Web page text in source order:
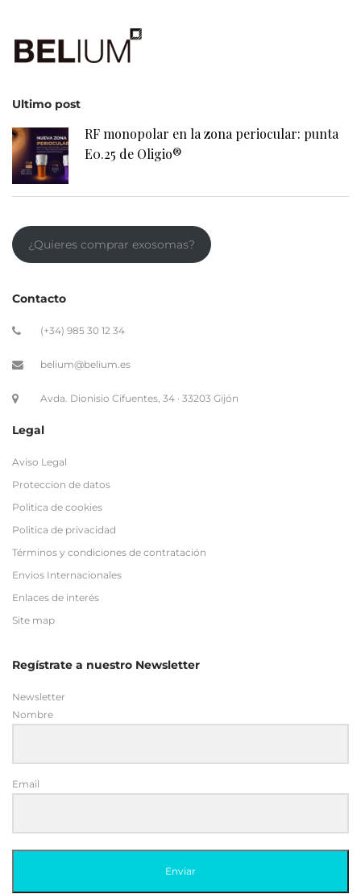
Ultimo post
RF monopolar en la zona periocular: punta
E0.25 de Oligio®
¿Quieres comprar exosomas?
Contacto
(+34) 985 30 12 34
belium@belium.es
Avda. Dionisio Cifuentes, 34 · 33203 Gijón
Legal
Aviso Legal
Proteccion de datos
Politica de cookies
Politica de privacidad
Términos y condiciones de contratación
Envios Internacionales
Enlaces de interés
Site map
Regístrate a nuestro Newsletter
Newsletter
Nombre
Email
Enviar